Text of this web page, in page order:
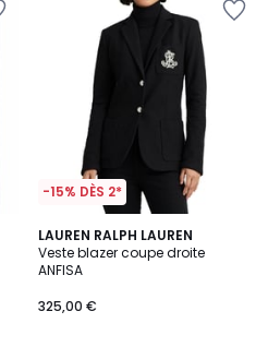
-15% DÈS 2*
LAUREN RALPH LAUREN
Veste blazer coupe droite
ANFISA
325,00 €
4,6
/ 5